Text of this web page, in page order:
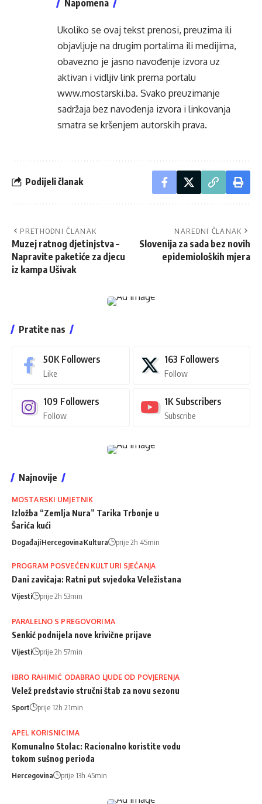
Napomena
Ukoliko se ovaj tekst prenosi, preuzima ili
objavljuje na drugim portalima ili medijima,
obavezno je jasno navođenje izvora uz
aktivan i vidljiv link prema portalu
www.mostarski.ba. Svako preuzimanje
sadržaja bez navođenja izvora i linkovanja
smatra se kršenjem autorskih prava.
Podijeli članak
PRETHODNI ČLANAK
Muzej ratnog djetinjstva –
Napravite paketiće za djecu
iz kampa Ušivak
NAREDNI ČLANAK
Slovenija za sada bez novih
epidemioloških mjera
Pratite nas
50K Followers
Like
163 Followers
Follow
109 Followers
Follow
1K Subscribers
Subscribe
Najnovije
MOSTARSKI UMJETNIK
Izložba “Zemlja Nura” Tarika Trbonje u
Šarića kući
DogađajiHercegovinaKultura prije 2h 45min
PROGRAM POSVEĆEN KULTURI SJEĆANJA
Dani zavičaja: Ratni put svjedoka Veležistana
Vijesti prije 2h 53min
PARALELNO S PREGOVORIMA
Senkić podnijela nove krivične prijave
Vijesti prije 2h 57min
IBRO RAHIMIĆ ODABRAO LJUDE OD POVJERENJA
Velež predstavio stručni štab za novu sezonu
Sport prije 12h 21min
APEL KORISNICIMA
Komunalno Stolac: Racionalno koristite vodu
tokom sušnog perioda
Hercegovina prije 13h 45min